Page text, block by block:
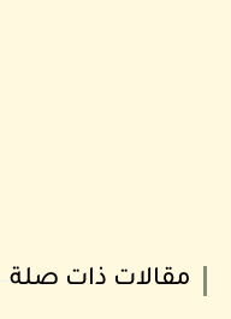
مقالات ذات صلة